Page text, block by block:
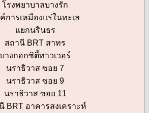
โรงพยาบาลบางรัก
การเหมืองแร่ในทะเล
แยกนรินธร
สถานี BRT สาทร
บางกอกซิตี้ทาวเวอร์
นราธิวาส ซอย 7
นราธิวาส ซอย 9
นราธิวาส ซอย 11
BRT อาคารสงเคราะห์